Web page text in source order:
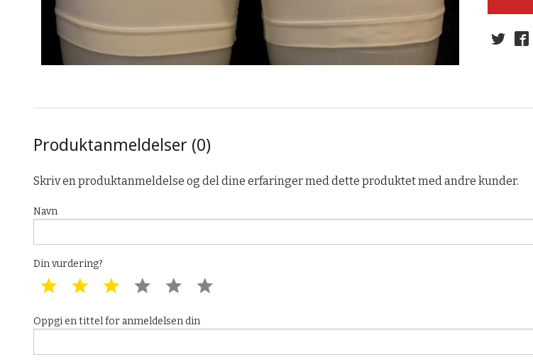
Produktanmeldelser (0)
Skriv en produktanmeldelse og del dine erfaringer med dette produktet med andre kunder.
Navn
Din vurdering?
1 star 2 star 3 star 4 star 5 star
Oppgi en tittel for anmeldelsen din